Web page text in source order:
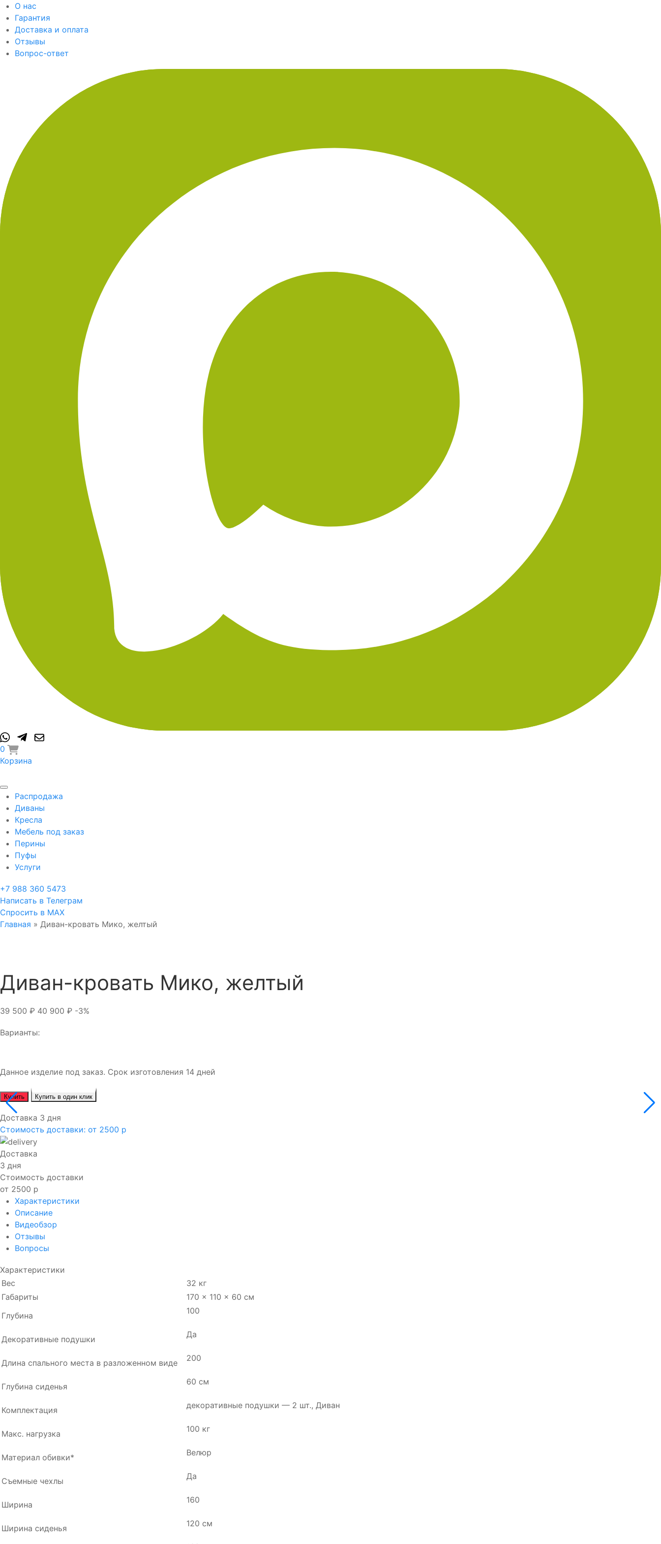
О нас
Гарантия
Доставка и оплата
Отзывы
Вопрос-ответ
0
Корзина
Распродажа
Диваны
Кресла
Мебель под заказ
Перины
Пуфы
Услуги
+7 988 360 5473
Написать в Телеграм
Спросить в MAX
Главная » Диван-кровать Мико, желтый
Диван-кровать Мико, желтый
39 500 ₽ 40 900 ₽ -3%
Варианты:
Данное изделие под заказ. Срок изготовления 14 дней
Купить Купить в один клик
Доставка 3 дня
Стоимость доставки: от 2500 р
Доставка
3 дня
Стоимость доставки
от 2500 р
Характеристики
Описание
Видеобзор
Отзывы
Вопросы
Характеристики
Вес
32 кг
Габариты
170 × 110 × 60 см
Глубина
100
Декоративные подушки Да
Длина спального места в разложенном виде 200
Глубина сиденья 60 см
Комплектация декоративные подушки — 2 шт., Диван
Макс. нагрузка 100 кг
Материал обивки* Велюр
Съемные чехлы Да
Ширина 160
Ширина сиденья 120 см